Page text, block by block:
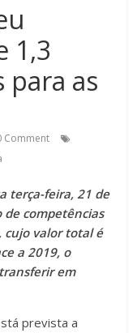
1,3
para as
Comment
terça-feira, 21 de
de competências
cujo valor total é
a 2019, o
em
prevista a